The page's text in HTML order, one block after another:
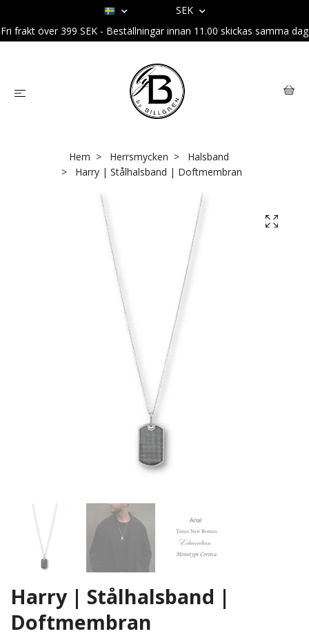
SEK
Fri frakt över 399 SEK - Beställningar innan 11.00 skickas samma dag
Hem Herrsmycken
Halsband
Harry | Stålhalsband | Doftmembran
Harry | Stålhalsband |
Doftmembran